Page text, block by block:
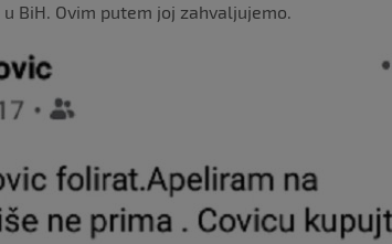
BiH. Ovim putem joj zahvaljujemo.